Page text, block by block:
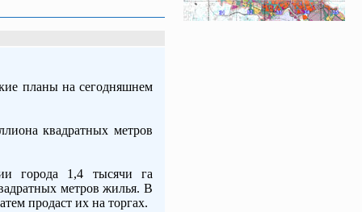
планы на сегодняшнем
квадратных метров
города 1,4 тысячи га
метров жилья. В
продаст их на торгах.